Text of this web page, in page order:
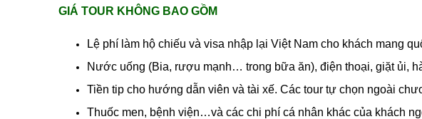
GIÁ TOUR KHÔNG BAO GỒM
Lệ phí làm hộ chiếu và visa nhập lại Việt Nam cho khách mang
Nước uống (Bia, rượu mạnh… trong bữa ăn), điện thoại, giặt ủi,
Tiền tip cho hướng dẫn viên và tài xế. Các tour tự chọn ngoài
Thuốc men, bệnh viện…và các chi phí cá nhân khác của khách